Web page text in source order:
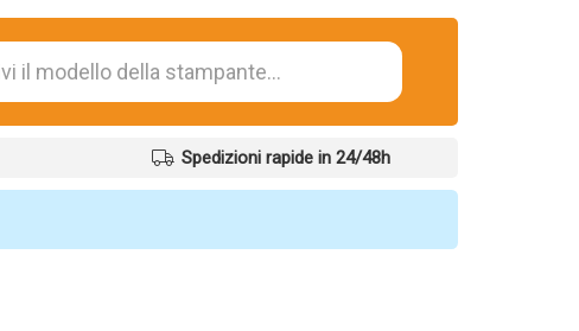
Spedizioni rapide in 24/48h